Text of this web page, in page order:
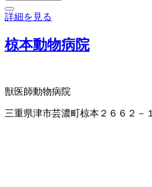
詳細を見る
椋本動物病院
獣医師動物病院
三重県津市芸濃町椋本２６６２－１